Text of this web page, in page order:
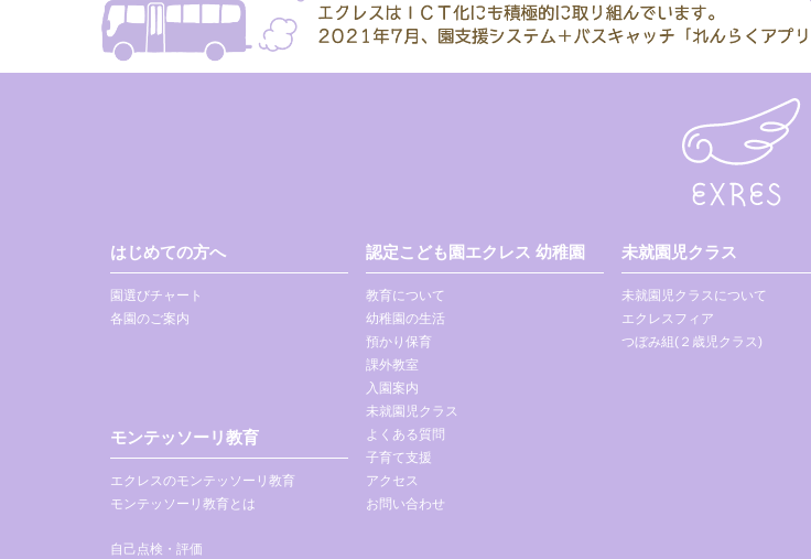
はじめての方へ
園選びチャート
各園のご案内
モンテッソーリ教育
エクレスのモンテッソーリ教育
モンテッソーリ教育とは
自己点検・評価
認定こども園エクレス 幼稚園
教育について
幼稚園の生活
預かり保育
課外教室
入園案内
未就園児クラス
よくある質問
子育て支援
アクセス
お問い合わせ
未就園児クラス
未就園児クラスについて
エクレスフィア
つぼみ組(２歳児クラス)